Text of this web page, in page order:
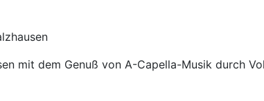
mit dem Genuß von A-Capella-Musik durch